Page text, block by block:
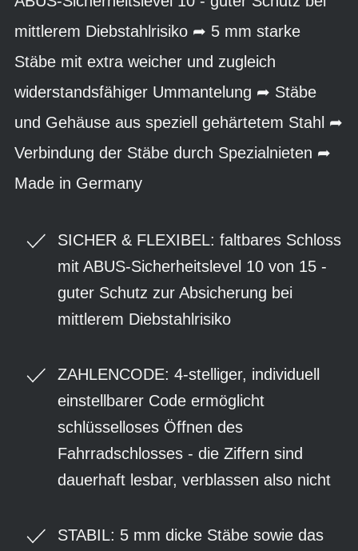
mittlerem Diebstahlrisiko ➦ 5 mm starke
Stäbe mit extra weicher und zugleich
widerstandsfähiger Ummantelung ➦ Stäbe
und Gehäuse aus speziell gehärtetem Stahl ➦
Verbindung der Stäbe durch Spezialnieten ➦
Made in Germany
SICHER & FLEXIBEL: faltbares Schloss
mit ABUS-Sicherheitslevel 10 von 15 -
guter Schutz zur Absicherung bei
mittlerem Diebstahlrisiko
ZAHLENCODE: 4-stelliger, individuell
einstellbarer Code ermöglicht
schlüsselloses Öffnen des
Fahrradschlosses - die Ziffern sind
dauerhaft lesbar, verblassen also nicht
STABIL: 5 mm dicke Stäbe sowie das